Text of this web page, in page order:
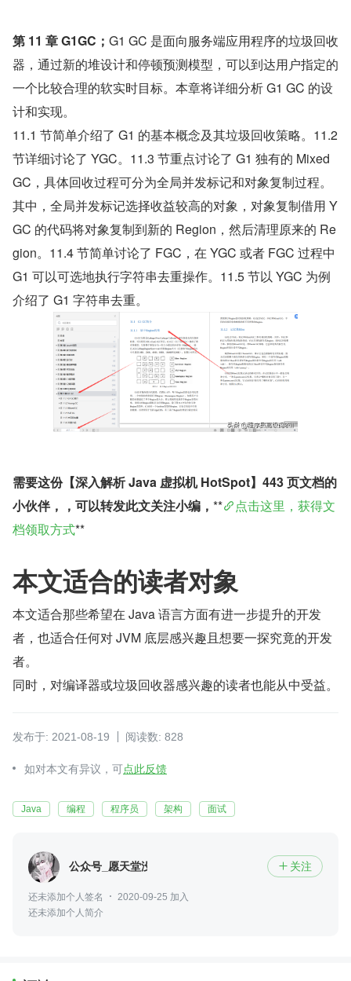
第 11 章 G1GC； G1 GC 是面向服务端应用程序的垃圾回收
器，通过新的堆设计和停顿预测模型，可以到达用户指定的
一个比较合理的软实时目标。本章将详细分析 G1 GC 的设
计和实现。
11.1 节简单介绍了 G1 的基本概念及其垃圾回收策略。11.2
节详细讨论了 YGC。11.3 节重点讨论了 G1 独有的 Mixed
GC，具体回收过程可分为全局并发标记和对象复制过程。
其中，全局并发标记选择收益较高的对象，对象复制借用 Y
GC 的代码将对象复制到新的 Region，然后清理原来的 Re
gion。11.4 节简单讨论了 FGC，在 YGC 或者 FGC 过程中
G1 可以可选地执行字符串去重操作。11.5 节以 YGC 为例
介绍了 G1 字符串去重。
需要这份【深入解析 Java 虚拟机 HotSpot】443 页文档的
小伙伴，，可以转发此文关注小编， **
点击这里，获得文
档领取方式**
本文适合的读者对象
本文适合那些希望在 Java 语言方面有进一步提升的开发
者，也适合任何对 JVM 底层感兴趣且想要一探究竟的开发
者。
同时，对编译器或垃圾回收器感兴趣的读者也能从中受益。
发布于: 2021-08-19 阅读数: 828
如对本文有异议，可点此反馈
Java 编程 程序员 架构 面试
公众号_愿天堂没有BUG  关注
还未添加个人签名
2020-09-25 加入
还未添加个人简介